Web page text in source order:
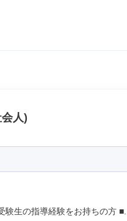
人)
生の指導経験をお持ちの方 ■...